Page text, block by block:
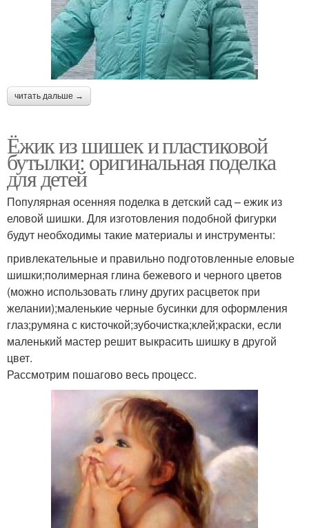
читать дальше →
Ёжик из шишек и пластиковой
бутылки: оригинальная поделка
для детей
Популярная осенняя поделка в детский сад – ежик из
еловой шишки. Для изготовления подобной фигурки
будут необходимы такие материалы и инструменты:
привлекательные и правильно подготовленные еловые
шишки;полимерная глина бежевого и черного цветов
(можно использовать глину других расцветок при
желании);маленькие черные бусинки для оформления
глаз;румяна с кисточкой;зубочистка;клей;краски, если
маленький мастер решит выкрасить шишку в другой
цвет.
Рассмотрим пошагово весь процесс.